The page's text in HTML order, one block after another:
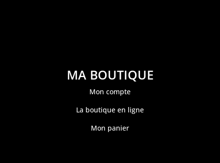
MA BOUTIQUE
Mon compte
La boutique en ligne
Mon panier